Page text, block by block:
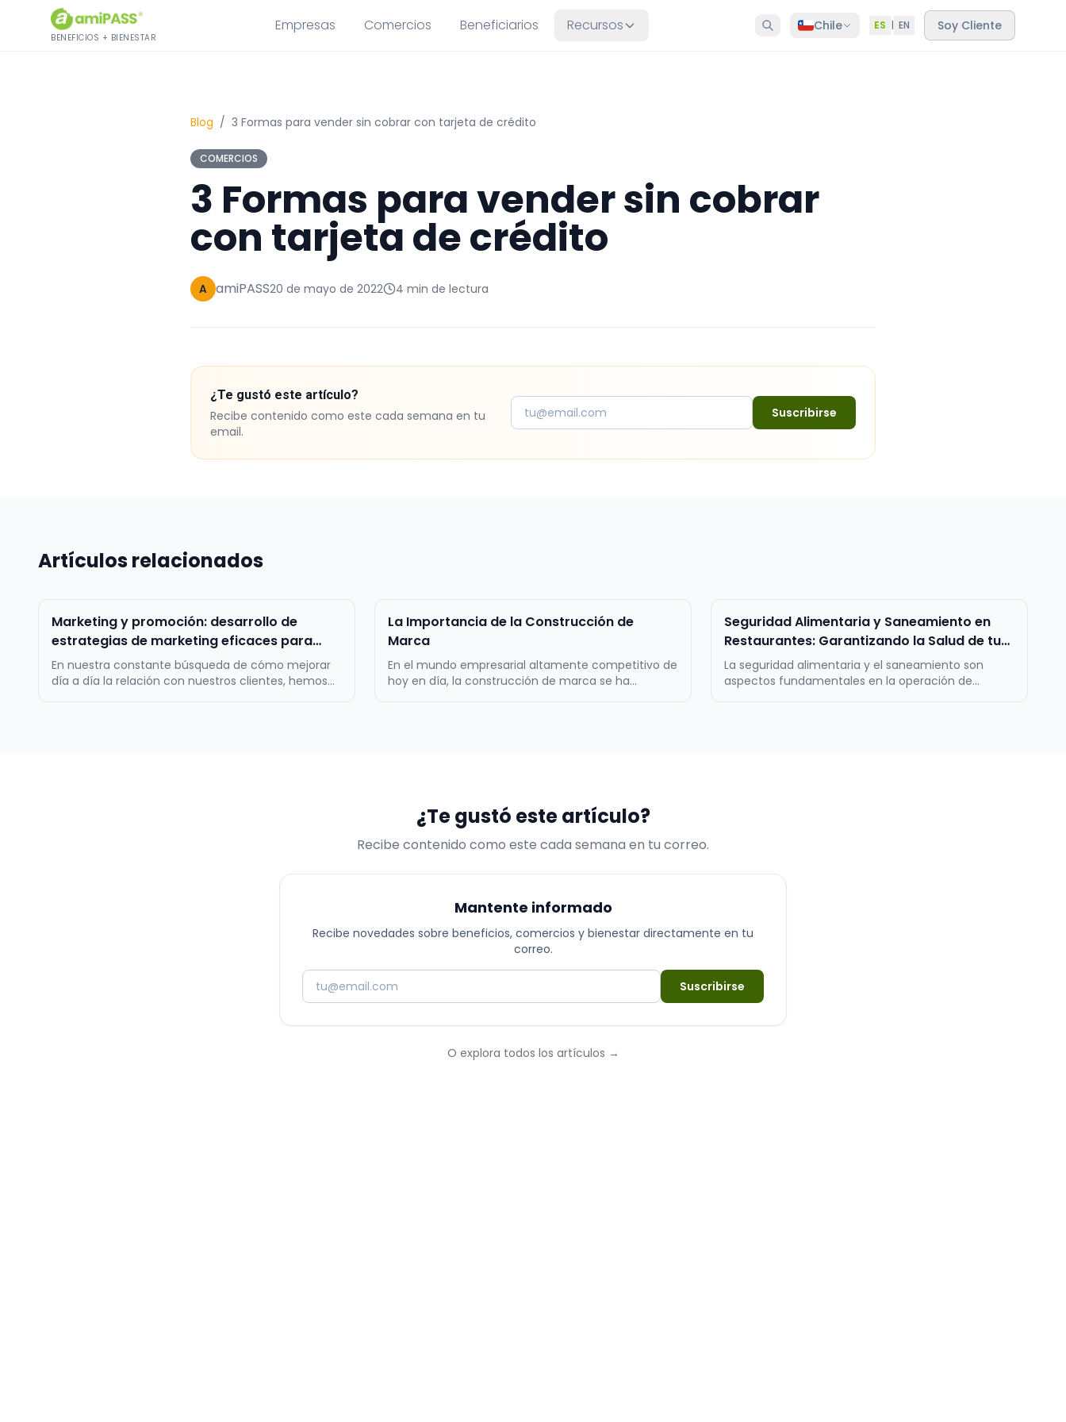
Saltar al contenido
BENEFICIOS + BIENESTAR
Empresas Comercios Beneficiarios Recursos Chile ES | EN Soy Cliente
Blog / 3 Formas para vender sin cobrar con tarjeta de crédito
COMERCIOS
3 Formas para vender sin cobrar
con tarjeta de crédito
A amiPASS20 de mayo de 2022 4 min de lectura
¿Te gustó este artículo?
Recibe contenido como este cada semana en tu
email.
Suscribirse
Artículos relacionados
Marketing y promoción: desarrollo de
estrategias de marketing eficaces para
atraer y fidelizar a los clientes.
En nuestra constante búsqueda de cómo mejorar
día a día la relación con nuestros clientes, hemos
La Importancia de la Construcción de
Marca
En el mundo empresarial altamente competitivo de
hoy en día, la construcción de marca se ha
Seguridad Alimentaria y Saneamiento en
Restaurantes: Garantizando la Salud de tus
clientes
La seguridad alimentaria y el saneamiento son
aspectos fundamentales en la operación de
¿Te gustó este artículo?
Recibe contenido como este cada semana en tu correo.
Mantente informado
Recibe novedades sobre beneficios, comercios y bienestar directamente en tu
correo.
Suscribirse
O explora todos los artículos →